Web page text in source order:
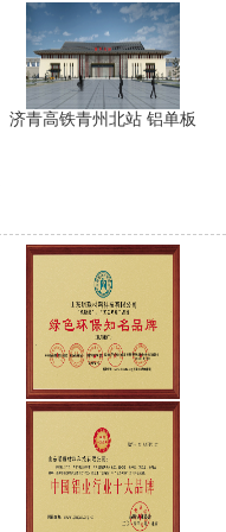
济青高铁青州北站 铝单板